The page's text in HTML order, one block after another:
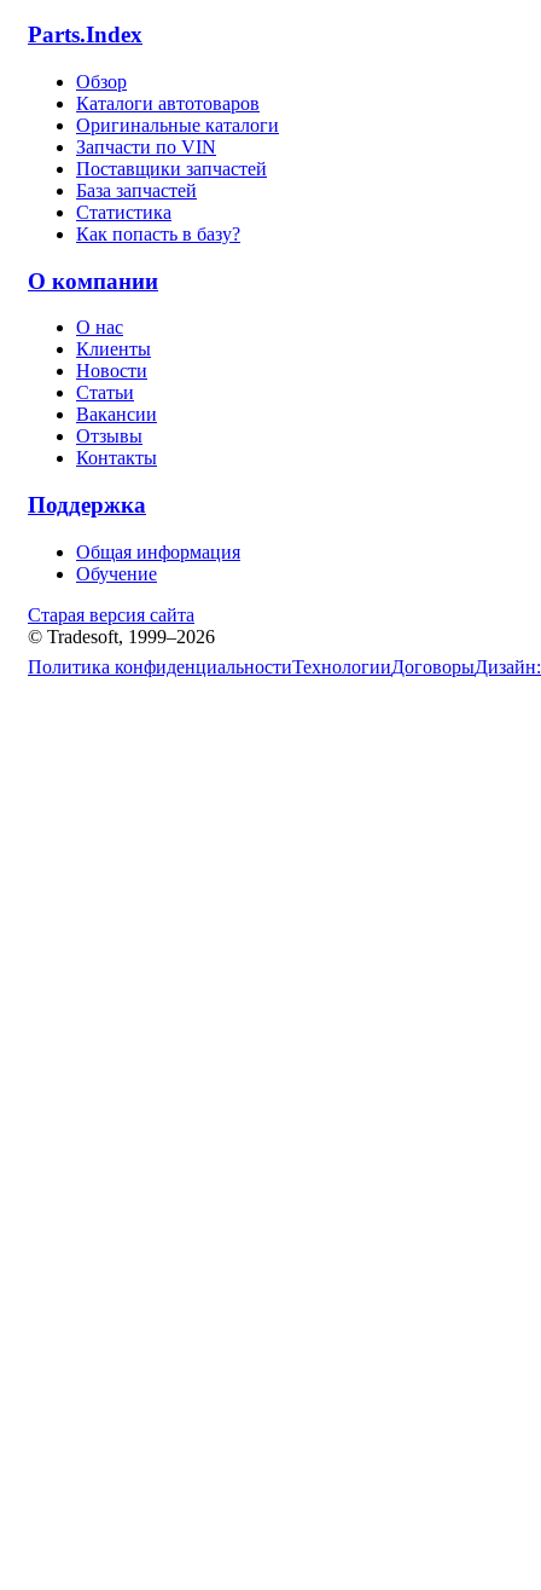
Parts.Index
Обзор
Каталоги автотоваров
Оригинальные каталоги
Запчасти по VIN
Поставщики запчастей
База запчастей
Статистика
Как попасть в базу?
О компании
О нас
Клиенты
Новости
Статьи
Вакансии
Отзывы
Контакты
Поддержка
Общая информация
Обучение
Старая версия сайта
© Tradesoft, 1999–2026
Политика конфиденциальностиТехнологииДоговорыДизайн: